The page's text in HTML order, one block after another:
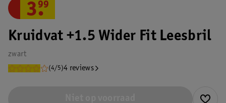
Kruidvat +1.5 Wider Fit Leesbril
zwart
(4/5)4 reviews
3.
99